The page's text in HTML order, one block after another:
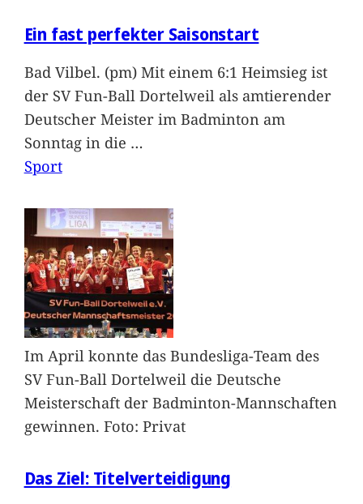
Ein fast perfekter Saisonstart
Bad Vilbel. (pm) Mit einem 6:1 Heimsieg ist
der SV Fun-Ball Dortelweil als amtierender
Deutscher Meister im Badminton am
Sonntag in die …
Sport
Im April konnte das Bundesliga-Team des
SV Fun-Ball Dortelweil die Deutsche
Meisterschaft der Badminton-Mannschaften
gewinnen. Foto: Privat
Das Ziel: Titelverteidigung